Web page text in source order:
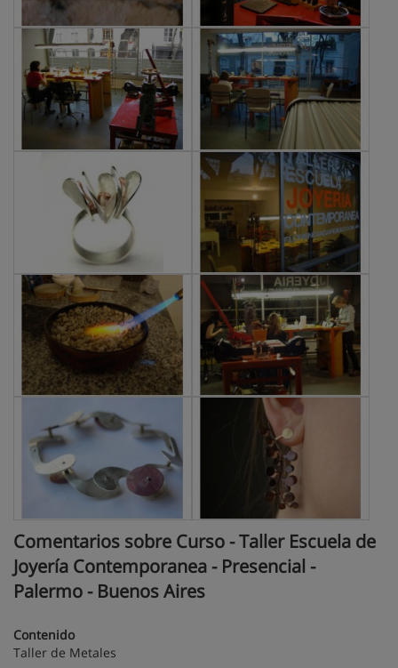
Comentarios sobre Curso - Taller Escuela de
Joyería Contemporanea - Presencial -
Palermo - Buenos Aires
Contenido
Taller de Metales